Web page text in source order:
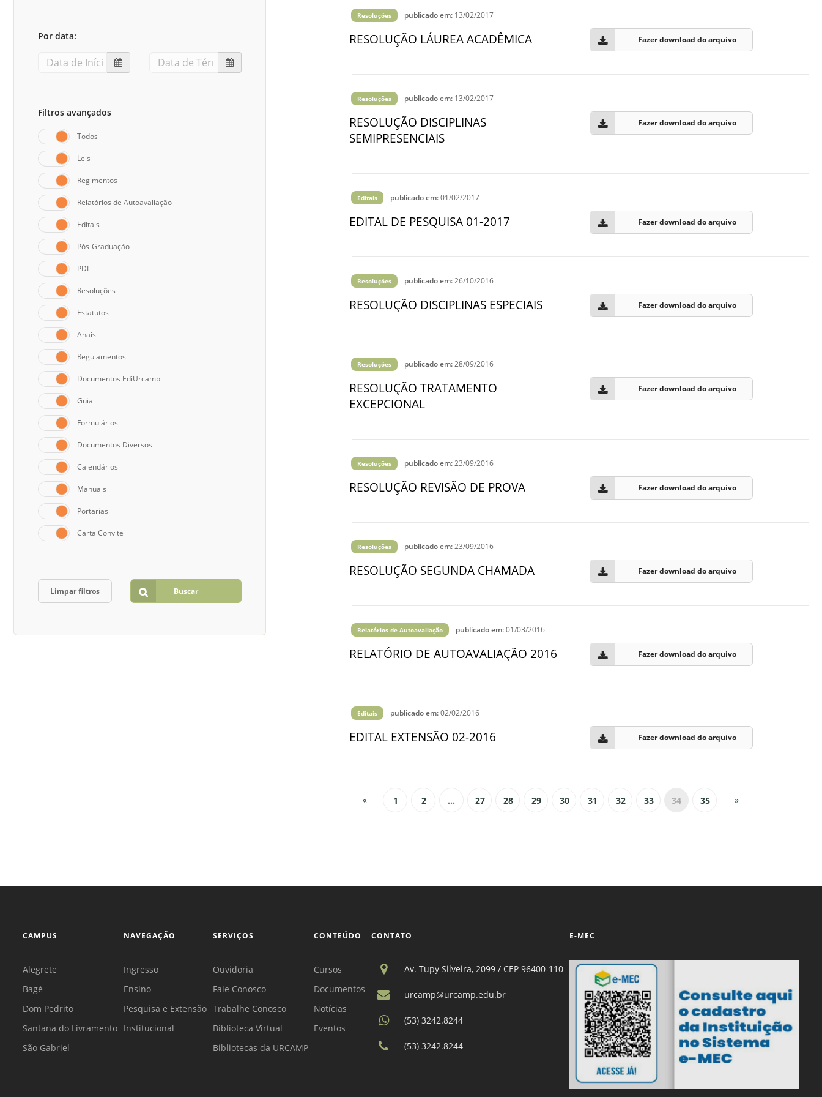
Manual de TCC
Estruturação de TCC
Manual de Segurança
- Laboratórios da
Normas Laboratório
de Física
Normas Laboratório
de Materiais
de Química
Normas Laboratório
Guia Acadêmico
Regimento
Microbiologia de Alimentos
Livramento, São Gabriel e
Vídeo Institucional Fazer
Urcamp Faz Bem
Institucional
Internacionalização
FAT 2024
Resoluções publicado em: 13/02/2017
RESOLUÇÃO LÁUREA ACADÊMICA Fazer download do arquivo
Resoluções publicado em: 13/02/2017
RESOLUÇÃO DISCIPLINAS
SEMIPRESENCIAIS
Fazer download do arquivo
Editais publicado em:01/02/2017
EDITAL DE PESQUISA 01-2017 Fazer download do arquivo
Resoluções publicado em:26/10/2016
RESOLUÇÃO DISCIPLINAS ESPECIAIS Fazer download do arquivo
Resoluções publicado em:28/09/2016
RESOLUÇÃO TRATAMENTO
EXCEPCIONAL
Fazer download do arquivo
Resoluções publicado em:23/09/2016
RESOLUÇÃO REVISÃO DE PROVA Fazer download do arquivo
Resoluções publicado em:23/09/2016
RESOLUÇÃO SEGUNDA CHAMADA Fazer download do arquivo
Relatórios de Autoavaliação publicado em:01/03/2016
RELATÓRIO DE AUTOAVALIAÇÃO 2016 Fazer download do arquivo
Editais publicado em:02/02/2016
EDITAL EXTENSÃO 02-2016 Fazer download do arquivo
« 1 2 ... 27 28 29 30 31 32 33 34 35 »
Por data:
Filtros avançados
Todos
Leis
Regimentos
Relatórios de Autoavaliação
Editais
Pós-Graduação
PDI
Resoluções
Estatutos
Anais
Regulamentos
Documentos EdiUrcamp
Guia
Formulários
Documentos Diversos
Calendários
Manuais
Portarias
Carta Convite
Limpar filtros Buscar
CAMPUS
Alegrete
Bagé
Dom Pedrito
Santana do Livramento
São Gabriel
NAVEGAÇÃO
Ingresso
Ensino
Pesquisa e Extensão
Institucional
SERVIÇOS
Ouvidoria
Fale Conosco
Trabalhe Conosco
Biblioteca Virtual
Bibliotecas da URCAMP
CONTEÚDO
Cursos
Documentos
Notícias
Eventos
CONTATO
Av. Tupy Silveira, 2099 / CEP 96400-110
urcamp@urcamp.edu.br
(53) 3242.8244
(53) 3242.8244
E-MEC